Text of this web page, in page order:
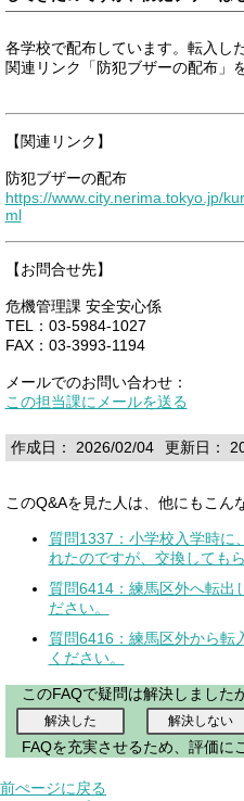
各学校で配布しています。転入し
関連リンク「防犯ブザーの配布」
【関連リンク】
防犯ブザーの配布
https://www.city.nerima.tokyo.jp/
ml
【お問合せ先】
危機管理課 安全安心係
TEL：03-5984-1027
FAX：03-3993-1194
メールでのお問い合わせ：
この担当課にメールを送る
作成日： 2026/02/04 更新日：
このQ&Aを見た人は、他にもこん
質問1337：小学校入学時に
れたのですが、交換してもら
質問6414：練馬区外へ転出
ださい。
質問6416：練馬区外から転
ください。
このFAQで疑問は解決しました
FAQを充実させるため、評価に
前ぺージに戻る